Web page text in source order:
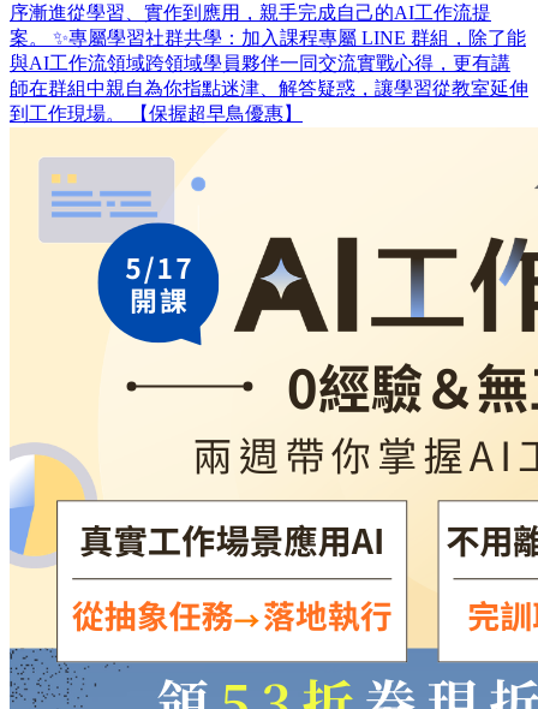
序漸進從學習、實作到應用，親手完成自己的AI工作流提
案。 ✨專屬學習社群共學：加入課程專屬 LINE 群組，除了能
與AI工作流領域跨領域學員夥伴一同交流實戰心得，更有講
師在群組中親自為你指點迷津、解答疑惑，讓學習從教室延伸
到工作現場。 【保握超早鳥優惠】